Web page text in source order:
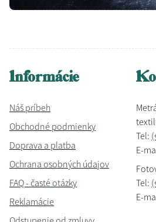
Informácie
Náš príbeh
Obchodné podmienky
Doprava a platba
Ochrana osobných údajov
FAQ - časté otázky
Reklamácie
Tel:
E-
Tel:
E-